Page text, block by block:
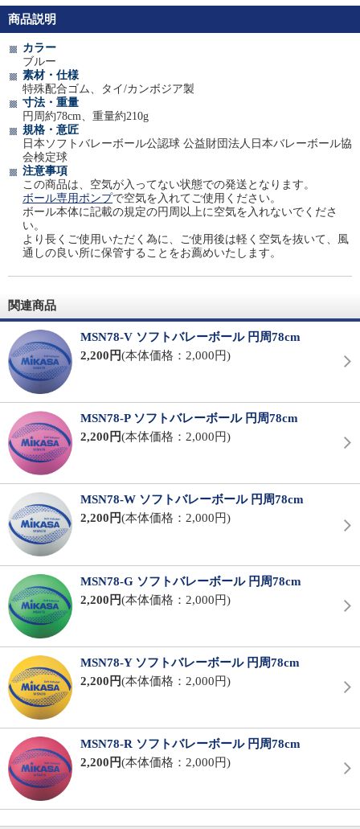
商品説明
カラー
ブルー
素材・仕様
特殊配合ゴム、タイ/カンボジア製
寸法・重量
円周約78cm、重量約210g
規格・意匠
日本ソフトバレーボール公認球 公益財団法人日本バレーボール協
会検定球
注意事項
この商品は、空気が入ってない状態での発送となります。
ボール専用ポンプで空気を入れてご使用ください。
ボール本体に記載の規定の円周以上に空気を入れないでくださ
い。
より長くご使用いただく為に、ご使用後は軽く空気を抜いて、風
通しの良い所に保管することをお薦めいたします。
関連商品
MSN78-V ソフトバレーボール 円周78cm
2,200円(本体価格：2,000円)
MSN78-P ソフトバレーボール 円周78cm
2,200円(本体価格：2,000円)
MSN78-W ソフトバレーボール 円周78cm
2,200円(本体価格：2,000円)
MSN78-G ソフトバレーボール 円周78cm
2,200円(本体価格：2,000円)
MSN78-Y ソフトバレーボール 円周78cm
2,200円(本体価格：2,000円)
MSN78-R ソフトバレーボール 円周78cm
2,200円(本体価格：2,000円)